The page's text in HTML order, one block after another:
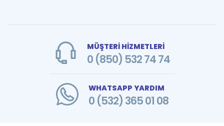
MÜŞTERİ HİZMETLERİ
0 (850) 532 74 74
WHATSAPP YARDIM
0 (532) 365 01 08